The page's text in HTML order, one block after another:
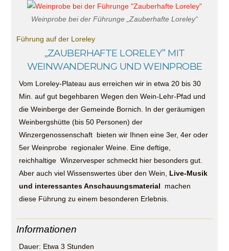
Weinprobe bei der Führunge „Zauberhafte Loreley“
Führung auf der Loreley
„ZAUBERHAFTE LORELEY” MIT
WEINWANDERUNG UND WEINPROBE
Vom Loreley-Plateau aus erreichen wir in etwa 20 bis 30
Min. auf gut begehbaren Wegen den Wein-Lehr-Pfad und
die Weinberge der Gemeinde Bornich. In der geräumigen
Weinbergshütte (bis 50 Personen) der
Winzergenossenschaft bieten wir Ihnen eine 3er, 4er oder
5er Weinprobe regionaler Weine. Eine deftige,
reichhaltige Winzervesper schmeckt hier besonders gut.
Aber auch viel Wissenswertes über den Wein, Live-Musik
und interessantes Anschauungsmaterial machen
diese Führung zu einem besonderen Erlebnis.
Informationen
Dauer: Etwa 3 Stunden